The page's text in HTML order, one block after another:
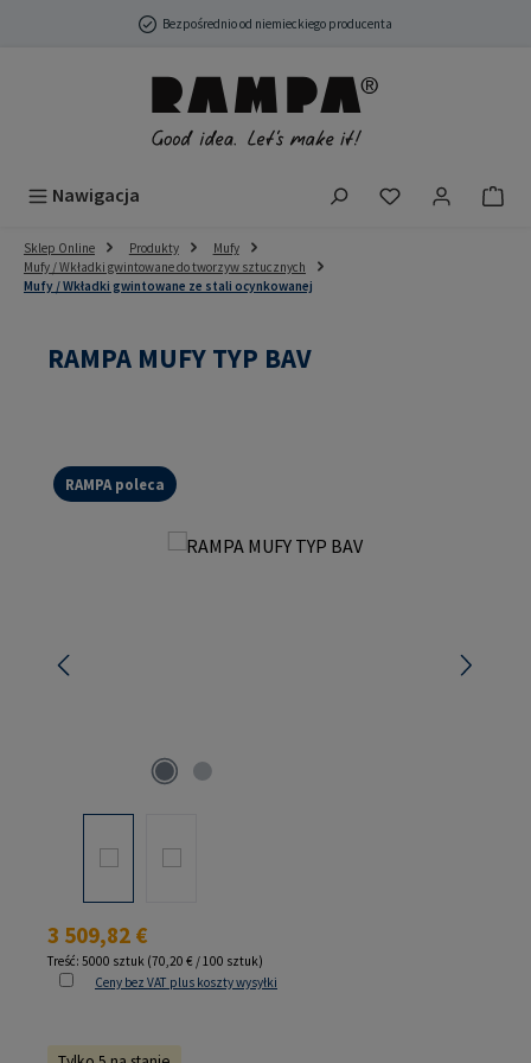
Przejdź do głównej zawartościBezpośrednio od niemieckiego producenta
Nawigacja Masz 0
Sklep Online Produkty
Mufy
Mufy / Wkładki gwintowane do tworzyw sztucznych
Mufy / Wkładki gwintowane ze stali ocynkowanej
RAMPA MUFY TYP BAV
RAMPA poleca
Pomiń galerię zdjęć
Cena regularna:
3 509,82 €
Treść: 5000 sztuk (70,20 € / 100 sztuk)
Ceny bez VAT plus koszty wysyłki